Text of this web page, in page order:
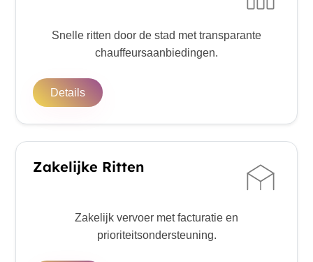
Snelle ritten door de stad met transparante
chauffeursaanbiedingen.
Details
Zakelijke Ritten
Zakelijk vervoer met facturatie en
prioriteitsondersteuning.